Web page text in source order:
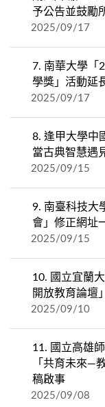
予公告並鼓勵
2025/09/17
7. 南華大學「
學獎」活動延
2025/09/17
8. 逢甲大學中
當古典智慧遇
2025/09/15
9. 南臺科技大
會」修正網址
2025/09/15
10. 國立宜蘭
開放教育論壇
2025/09/10
11. 國立高雄
「共育未來—
稿啟事
2025/09/08